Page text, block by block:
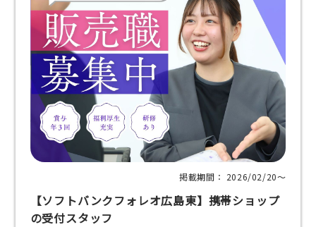
掲載期間： 2026/02/20〜
【ソフトバンクフォレオ広島東】携帯ショップ
の受付スタッフ